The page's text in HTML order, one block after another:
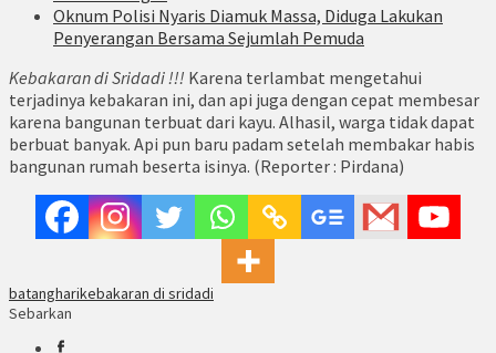
Oknum Polisi Nyaris Diamuk Massa, Diduga Lakukan
Penyerangan Bersama Sejumlah Pemuda
Kebakaran di Sridadi !!! Karena terlambat mengetahui
terjadinya kebakaran ini, dan api juga dengan cepat membesar
karena bangunan terbuat dari kayu. Alhasil, warga tidak dapat
berbuat banyak. Api pun baru padam setelah membakar habis
bangunan rumah beserta isinya. (Reporter : Pirdana)
batangharikebakaran di sridadi
Sebarkan